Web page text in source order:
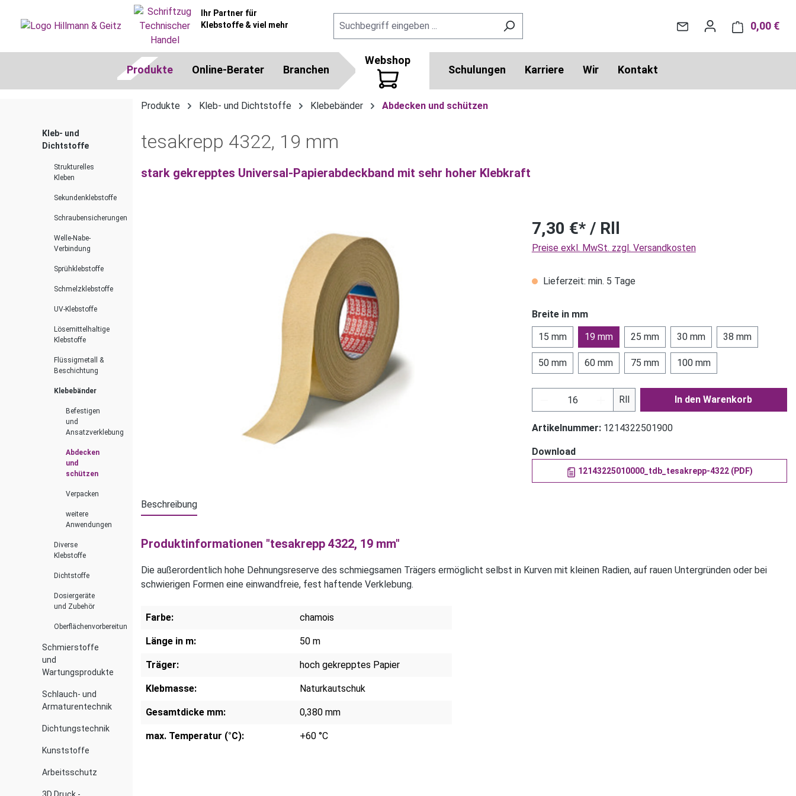
Zur Hauptnavigation springen
Ihr Partner für
Klebstoffe & viel mehr
0,00 €
Produkte Online-Berater Branchen
Webshop
Schulungen Karriere Wir Kontakt
Kleb- und
Dichtstoffe
Strukturelles
Kleben
Sekundenklebstoffe
Schraubensicherungen
Welle-Nabe-
Verbindung
Sprühklebstoffe
Schmelzklebstoffe
UV-Klebstoffe
Lösemittelhaltige
Klebstoffe
Flüssigmetall &
Beschichtung
Klebebänder
Befestigen
und
Ansatzverklebung
Abdecken
und
schützen
Verpacken
weitere
Anwendungen
Diverse
Klebstoffe
Dichtstoffe
Dosiergeräte
und Zubehör
Oberflächenvorbereitung
Schmierstoffe
und
Wartungsprodukte
Schlauch- und
Armaturentechnik
Dichtungstechnik
Kunststoffe
Arbeitsschutz
Produkte Kleb- und Dichtstoffe Klebebänder Abdecken und schützen
tesakrepp 4322, 19 mm
stark gekrepptes Universal-Papierabdeckband mit sehr hoher Klebkraft
7,30 €* / Rll
Preise exkl. MwSt. zzgl. Versandkosten
Lieferzeit: min. 5 Tage
Breite in mm
15 mm
19 mm 25 mm 30 mm 38 mm
50 mm 60 mm 75 mm 100 mm
Produkt Anzahl: Gib den gewünschten
Rll In den Warenkorb
Artikelnummer: 1214322501900
Download
12143225010000_tdb_tesakrepp-4322 (PDF)
Beschreibung
Produktinformationen "tesakrepp 4322, 19 mm"
Die außerordentlich hohe Dehnungsreserve des schmiegsamen Trägers ermöglicht selbst in Kurven mit kleinen Radien, auf rauen Untergründen oder bei
schwierigen Formen eine einwandfreie, fest haftende Verklebung.
Farbe: chamois
Länge in m: 50 m
Träger: hoch gekrepptes Papier
Klebmasse: Naturkautschuk
Gesamtdicke mm: 0,380 mm
max. Temperatur (°C): +60 °C